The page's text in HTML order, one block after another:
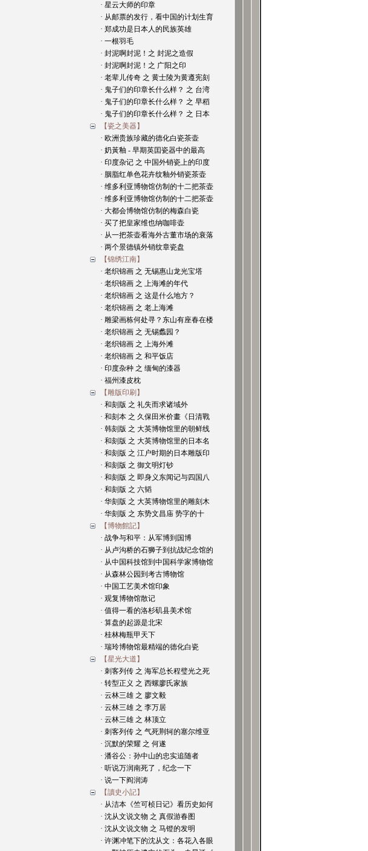
· 星云大师的印章
· 从邮票的发行，看中国的计划生育
· 郑成功是日本人的民族英雄
· 一根羽毛
· 封泥啊封泥！之 封泥之造假
· 封泥啊封泥！之 广阳之印
· 老辈儿传奇 之 黄士陵为黄遵宪刻
· 鬼子们的印章长什么样？ 之 台湾
· 鬼子们的印章长什么样？ 之 早稻
· 鬼子们的印章长什么样？ 之 日本
【瓷之美器】
· 欧洲贵族珍藏的德化白瓷茶壶
· 奶黃釉 - 早期英囯瓷器中的最高
· 印度杂记 之 中国外销瓷上的印度
· 胭脂红单色花卉纹釉外销瓷茶壶
· 维多利亚博物馆仿制的十二把茶壶
· 维多利亚博物馆仿制的十二把茶壶
· 大都会博物馆仿制的梅森白瓷
· 买了把皇家维也纳咖啡壶
· 从一把茶壶看海外古董市场的衰落
· 两个景德镇外销纹章瓷盘
【锦绣江南】
· 老织锦画 之 无锡惠山龙光宝塔
· 老织锦画 之 上海滩的年代
· 老织锦画 之 这是什么地方？
· 老织锦画 之 老上海滩
· 雕梁画栋何处寻？东山有座春在楼
· 老织锦画 之 无锡蠡园？
· 老织锦画 之 上海外滩
· 老织锦画 之 和平饭店
· 印度杂种 之 缅甸的漆器
· 福州漆皮枕
【雕版印刷】
· 和刻版 之 礼失而求诸域外
· 和刻本 之 久保田米价畫《日清戰
· 韩刻版 之 大英博物馆里的朝鲜线
· 和刻版 之 大英博物馆里的日本名
· 和刻版 之 江户时期的日本雕版印
· 和刻版 之 御文明灯钞
· 和刻版 之 即身义东闻记与四国八
· 和刻版 之 六韬
· 华刻版 之 大英博物馆里的雕刻木
· 华刻版 之 东势文昌庙 势字的十
【博物館記】
· 战争与和平：从军博到国博
· 从卢沟桥的石狮子到抗战纪念馆的
· 从中国科技馆到中国科学家博物馆
· 从森林公园到考古博物馆
· 中国工艺美术馆印象
· 观复博物馆散记
· 值得一看的洛杉矶县美术馆
· 算盘的起源是北宋
· 桂林梅瓶甲天下
· 瑞玲博物馆最精端的德化白瓷
【星光大道】
· 刺客列传 之 海军总长程璧光之死
· 转型正义 之 西螺廖氏家族
· 云林三雄 之 廖文毅
· 云林三雄 之 李万居
· 云林三雄 之 林顶立
· 刺客列传 之 气死荆轲的塞尔维亚
· 沉默的荣耀 之 何遂
· 潘谷公：孙中山的忠实追随者
· 听说万润南死了，纪念一下
· 说一下阎润涛
【讀史小記】
· 从洁本《竺可桢日记》看历史如何
· 沈从文说文物 之 真假游春图
· 沈从文说文物 之 马镫的发明
· 许渊冲笔下的沈从文：各花入各眼